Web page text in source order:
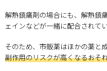
解熱鎮痛剤の場合にも、解熱鎮
ェインなどが一緒に配合されて
そのため、市販薬はほかの薬と
副作用のリスクが高くなるおそ